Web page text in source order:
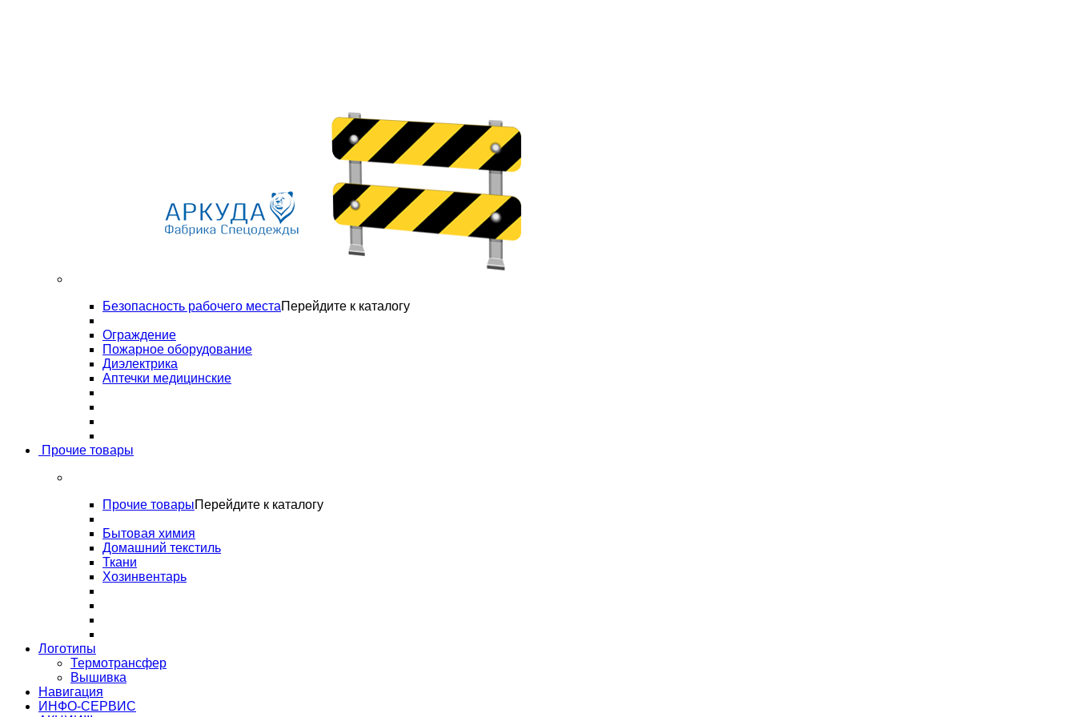
Безопасность рабочего местаПерейдите к каталогу
Ограждение
Пожарное оборудование
Диэлектрика
Аптечки медицинские
Прочие товары
Прочие товарыПерейдите к каталогу
Бытовая химия
Домашний текстиль
Ткани
Хозинвентарь
Логотипы
Термотрансфер
Вышивка
Навигация
ИНФО-СЕРВИС